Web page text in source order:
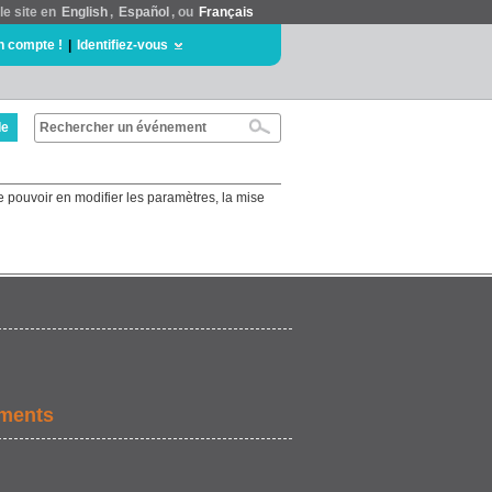
site en English , Español , ou Français
compte ! Identifiez-vous
en modifier les paramètres, la mise